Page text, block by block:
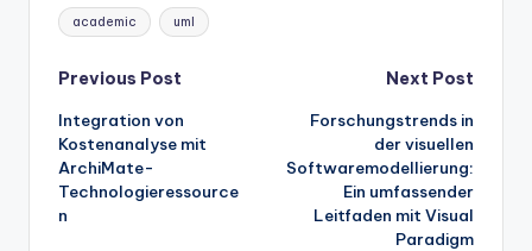
Tags:
academic uml
Post
navigation
Previous Post
Integration von
Kostenanalyse mit
ArchiMate-
Technologieressource
n
Next Post
Forschungstrends in
der visuellen
Softwaremodellierung:
Ein umfassender
Leitfaden mit Visual
Paradigm